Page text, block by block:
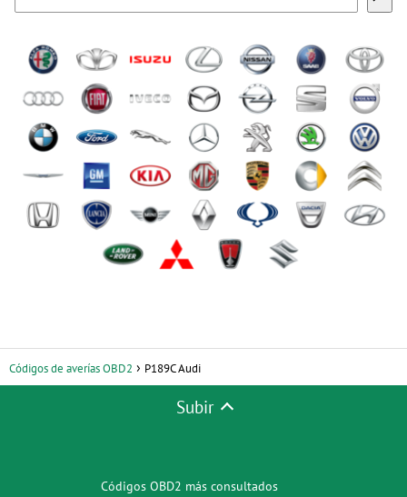
Códigos de averías OBD2 P189C Audi
Subir
Códigos OBD2 más consultados